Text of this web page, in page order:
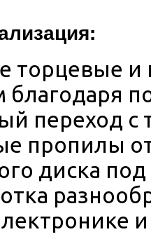
торцевые
благодаря
переход с
пропилы от
диска